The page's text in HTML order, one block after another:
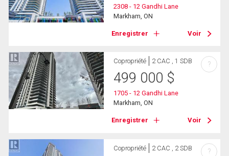
2308 - 12 Gandhi Lane
Markham, ON
Enregistrer Voir
Copropriété 2 CAC , 1 SDB
499 000 $
1705 - 12 Gandhi Lane
Markham, ON
Enregistrer Voir
?
Copropriété 2 CAC , 2 SDB ?